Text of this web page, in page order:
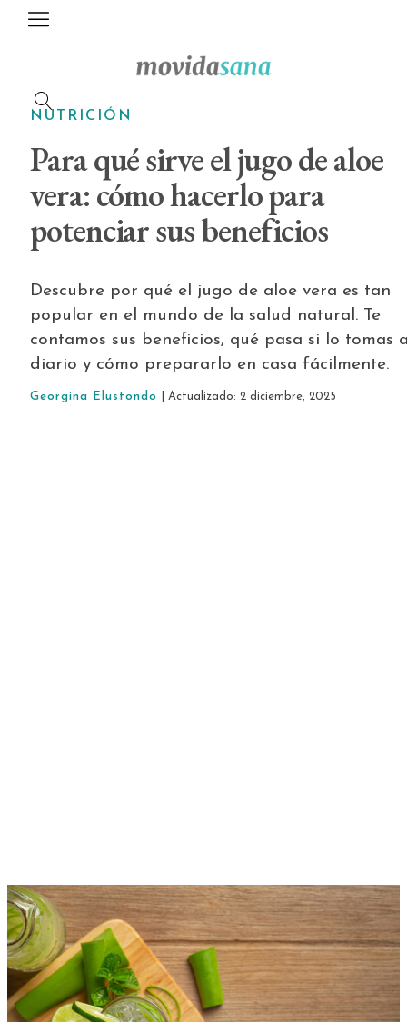
NUTRICIÓN
Para qué sirve el jugo de aloe
vera: cómo hacerlo para
potenciar sus beneficios
Descubre por qué el jugo de aloe vera es tan
popular en el mundo de la salud natural. Te
contamos sus beneficios, qué pasa si lo tomas
diario y cómo prepararlo en casa fácilmente.
Georgina Elustondo | Actualizado: 2 diciembre, 2025